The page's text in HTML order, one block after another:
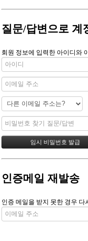
질문/답변으로 계
회원 정보에 입력한 아이디와
인증메일 재발송
인증 메일을 받지 못한 경우 다